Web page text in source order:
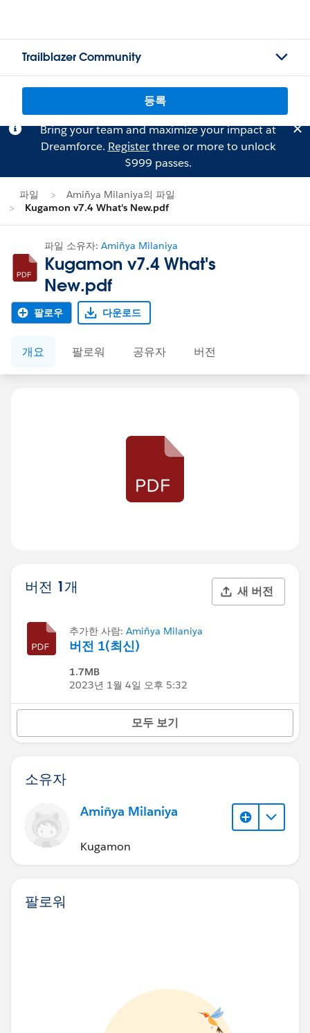
Trailblazer Community
등록
Bring your team and maximize your impact at
Dreamforce. Registerthree or more to unlock
$999 passes.
파일
Amiñya Milaniya의 파일
Kugamon v7.4 What's New.pdf
파일 소유자: Amiñya Milaniya
Kugamon v7.4 What's
New.pdf
팔로우 다운로드
개요 팔로워 공유자 버전
버전 1개 새 버전
추가한 사람: Amiñya Milaniya
버전 1(최신)
1.7MB
2023년 1월 4일 오후 5:32
모두 보기
소유자
Amiñya Milaniya
Kugamon
팔로워